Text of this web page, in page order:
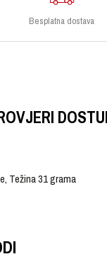
Besplatna dostava
Težina 31 grama